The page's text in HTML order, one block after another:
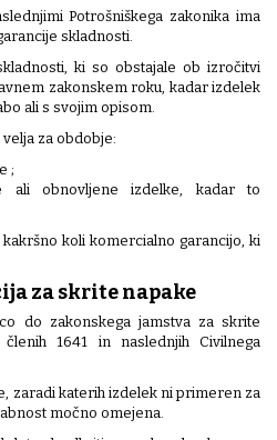
Potrošniškega zakonika ima
skladnosti.
ki so obstajale ob izročitvi
zakonskem roku, kadar izdelek
ali s svojim opisom.
za obdobje:
;
ali obnovljene izdelke, kadar to
koli komercialno garancijo, ki
za skrite napake
do zakonskega jamstva za skrite
1641 in naslednjih Civilnega
zaradi katerih izdelek ni primeren za
močno omejena.